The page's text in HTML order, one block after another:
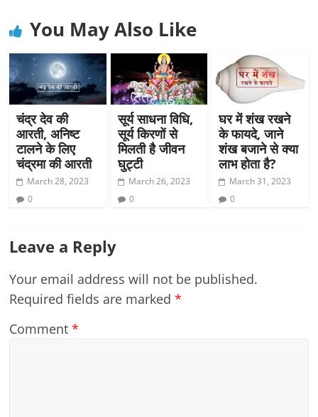
You May Also Like
चंद्र देव की
आरती, अनिष्ट
टालने के लिए
चंद्रमा की आरती
March 28, 2023
0
सूर्य साधना विधि,
सूर्य किरणों से
मिलती है जीवन
घुट्टी
March 26, 2023
0
घर में शंख रखने
के फायदे, जाने
शंख बजाने से क्या
लाभ होता है?
March 31, 2023
0
Leave a Reply
Your email address will not be published.
Required fields are marked*
Comment*